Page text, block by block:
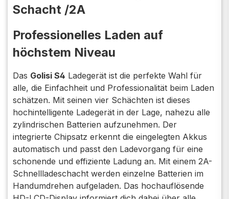
Schacht /2A
Professionelles Laden auf
höchstem Niveau
Das Golisi S4 Ladegerät ist die perfekte Wahl für
alle, die Einfachheit und Professionalität beim Laden
schätzen. Mit seinen vier Schächten ist dieses
hochintelligente Ladegerät in der Lage, nahezu alle
zylindrischen Batterien aufzunehmen. Der
integrierte Chipsatz erkennt die eingelegten Akkus
automatisch und passt den Ladevorgang für eine
schonende und effiziente Ladung an. Mit einem 2A-
Schnellladeschacht werden einzelne Batterien im
Handumdrehen aufgeladen. Das hochauflösende